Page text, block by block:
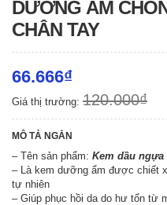
DƯỠNG ẨM
CHÂN TAY
66.666₫
Giá thị trường: 120.000₫
MÔ TẢ NGẮN
– Tên sản phẩm: Kem dầu ngựa
– Là kem dưỡng ẩm được chiết
tự nhiên
– Giúp phục hồi da do hư tổn từ